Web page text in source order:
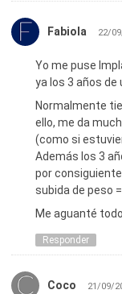
Fabiola 22/
Yo me puse
ya los 3 años de
Normalmente
ello, me da
(como si
Además los 3
por
subida de peso
Me aguanté
Responder
Coco 21/09/